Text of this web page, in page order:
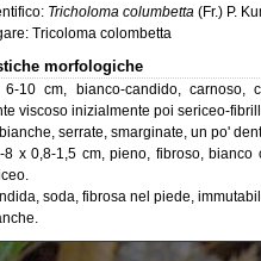
Tricholoma columbetta (Fr.) P.
Tricoloma colombetta
morfologiche
6-10 cm, bianco-candido,
viscoso inizialmente poi sericeo-
bianche, serrate, smarginate, un po'
8 x 0,8-1,5 cm, pieno, fibroso, bianco
soda, fibrosa nel piede,